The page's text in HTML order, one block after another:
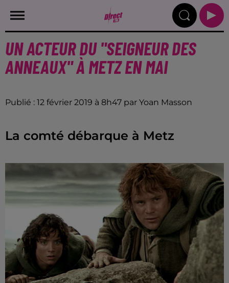
UN ACTEUR DU "SEIGNEUR DES
ANNEAUX" À METZ EN MAI
Publié : 12 février 2019 à 8h47 par Yoan Masson
La comté débarque à Metz